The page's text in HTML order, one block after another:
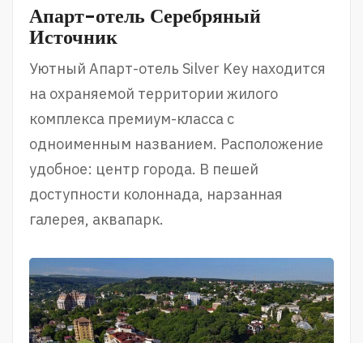
Апарт-отель Серебряный
Источник
Уютный Апарт-отель Silver Key находится
на охраняемой территории жилого
комплекса премиум-класса с
одноименным названием. Расположение
удобное: центр города. В пешей
доступности колоннада, нарзанная
галерея, аквапарк.